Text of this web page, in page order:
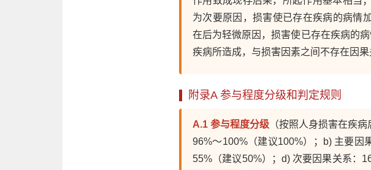
为次要原因，损害使已存在疾病的病情
在后为轻微原因，损害使已存在疾病的病
疾病所造成，与损害因素之间不存在因果
附录A 参与程度分级和判定规则
A.1 参与程度分级 （按照人身损害在疾
96%～100%（建议100%）；b) 主要因
55%（建议50%）；d) 次要因果关系：